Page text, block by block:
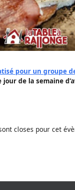
pour un groupe
jour de la semaine
closes pour cet